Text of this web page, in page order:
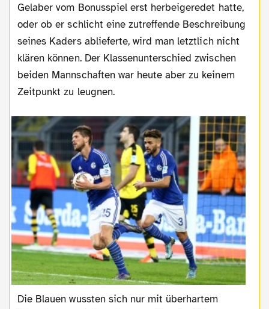
Gelaber vom Bonusspiel erst herbeigeredet hatte,
oder ob er schlicht eine zutreffende Beschreibung
seines Kaders ablieferte, wird man letztlich nicht
klären können. Der Klassenunterschied zwischen
beiden Mannschaften war heute aber zu keinem
Zeitpunkt zu leugnen.
Die Blauen wussten sich nur mit überhartem